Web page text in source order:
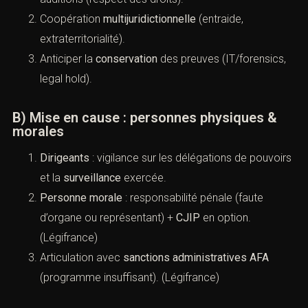
prévention et sanctions (France))
A) Enquête préliminaire & flagrance
Saisies, perquisitions, réquisitions de données,
Coopérationmultijuridictionnelle (entraide,
extraterritorialité).
Anticiper la conservation des preuves
(IT/forensics, legal hold).
B) Mise en cause : personnes physiques &
morales
Dirigeants: vigilance sur les délégations de
pouvoirs et lasurveillanceexercée.